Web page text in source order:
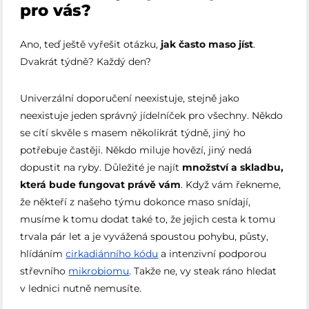
pro vás?
Ano, teď ještě vyřešit otázku, jak často maso jíst.
Dvakrát týdně? Každý den?
Univerzální doporučení neexistuje, stejně jako
neexistuje jeden správný jídelníček pro všechny. Někdo
se cítí skvěle s masem několikrát týdně, jiný ho
potřebuje častěji. Někdo miluje hovězí, jiný nedá
dopustit na ryby. Důležité je najít množství a skladbu,
která bude fungovat právě vám. Když vám řekneme,
že někteří z našeho týmu dokonce maso snídají,
musíme k tomu dodat také to, že jejich cesta k tomu
trvala pár let a je vyvážená spoustou pohybu, půsty,
hlídánímcirkadiánního kódu a intenzivní podporou
střevního mikrobiomu. Takže ne, vy steak ráno hledat
v lednici nutně nemusíte.